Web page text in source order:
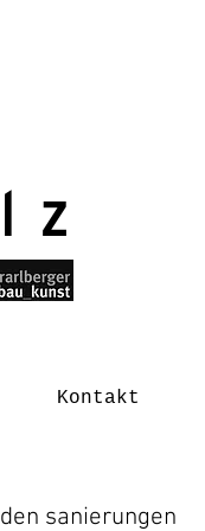
Kontakt
sanierungen